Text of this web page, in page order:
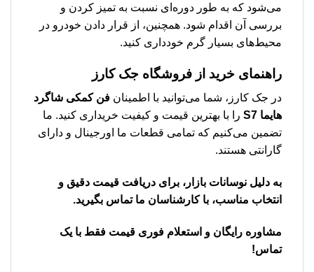
می‌شود که به طور دوره‌ای نسبت به تمیز کردن و
بررسی آن اقدام شود. همچنین، از قرار دادن خودرو در
محیط‌های بسیار گرم خودداری کنید.
راهنمای خرید از فروشگاه جک کارز
در جک کارز، شما می‌توانید با اطمینان فن کمکی شاگرد
هایما S7
را با بهترین قیمت و کیفیت خریداری کنید. ما
تضمین می‌کنیم که تمامی قطعات ما اورجینال و دارای
گارانتی هستند.
به دلیل نوسانات بازار، برای دریافت قیمت دقیق و
انتخاب مناسب، با کارشناسان ما تماس بگیرید.
مشاوره رایگان و استعلام فوری قیمت فقط با یک
تماس!